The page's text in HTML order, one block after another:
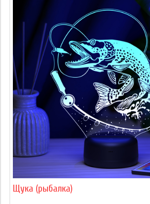
Щука (рыбалка)